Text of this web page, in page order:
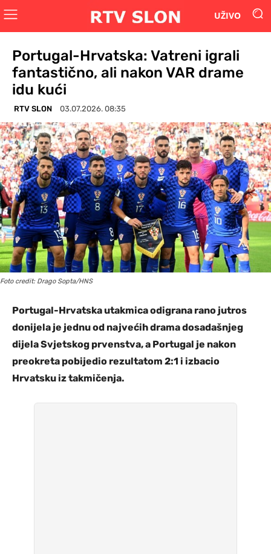
UŽIVO
Portugal-Hrvatska: Vatreni igrali
fantastično, ali nakon VAR drame
idu kući
RTV SLON 03.07.2026. 08:35
Foto credit: Drago Sopta/HNS
Portugal-Hrvatska utakmica odigrana rano jutros
donijela je jednu od najvećih drama dosadašnjeg
dijela Svjetskog prvenstva, a Portugal je nakon
preokreta pobijedio rezultatom 2:1 i izbacio
Hrvatsku iz takmičenja.